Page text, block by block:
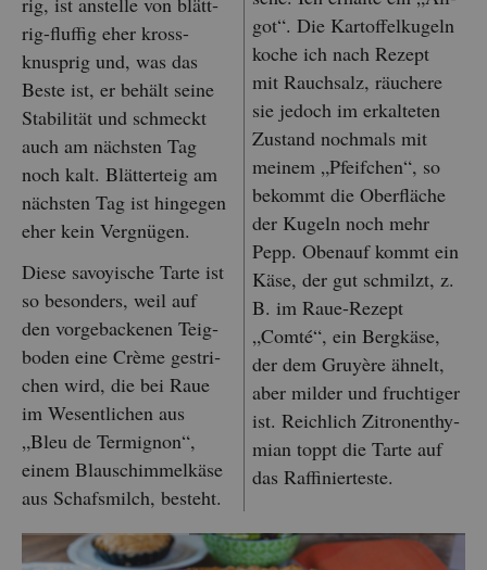
rig-fluf­fig eher kross-
knusp­rig und, was das
Beste ist, er be­hält seine
Sta­bi­li­tät und schmeckt
auch am nächs­ten Tag
noch kalt. Blät­ter­teig am
nächs­ten Tag ist hin­ge­gen
eher kein Ver­gnü­gen.
Diese sa­voy­ische Tarte ist
so be­son­ders, weil auf
den vor­ge­ba­cke­nen Teig­
bo­den eine Crème ge­stri­
chen wird, die bei Raue
im We­sent­li­chen aus
„Bleu de Ter­mi­gnon“,
einem Blau­schim­mel­kä­se
aus Schafs­milch, be­steht.
got“. Die Kar­tof­fel­ku­geln
koche ich nach Re­zept
mit Rauch­salz, räu­che­re
sie je­doch im er­kal­te­ten
Zu­stand noch­mals mit
mei­nem „Pfeif­chen“, so
be­kommt die Ober­flä­che
der Ku­geln noch mehr
Pepp. Oben­auf kommt ein
Käse, der gut schmilzt, z.
B. im Raue-Re­zept
„Comté“, ein Berg­kä­se,
der dem Gruyè­re äh­nelt,
aber mil­der und fruch­ti­ger
ist. Reich­lich Zi­tro­nen­thy­
mi­an toppt die Tarte auf
das Raf­fi­nier­tes­te.